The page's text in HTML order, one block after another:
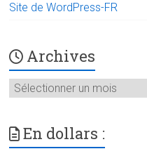
Site de WordPress-FR
Archives
Archives
En dollars :